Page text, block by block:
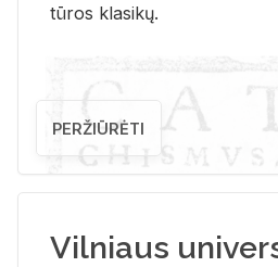
tū­ros kla­si­kų.
PERŽIŪRĖTI
Vilniaus